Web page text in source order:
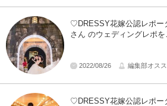
♡DRESSY花嫁公認レポー
さん のウェディングレポ
2022/08/26 編集部オス
♡DRESSY花嫁公認レポー